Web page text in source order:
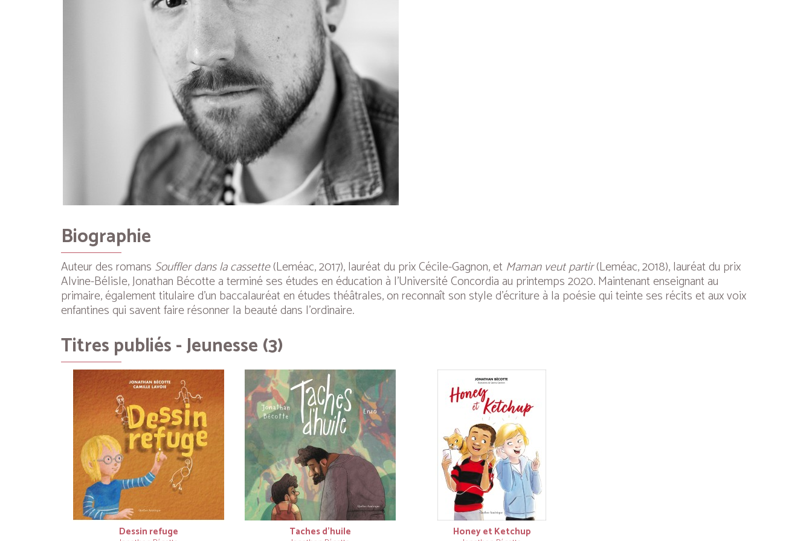
Biographie
Auteur des romans Souffler dans la cassette(Leméac, 2017), lauréat du prix Cécile-Gagnon, et Maman veut partir(Leméac, 2018), lauréat du prix
Alvine-Bélisle, Jonathan Bécotte a terminé ses études en éducation à l’Université Concordia au printemps 2020. Maintenant enseignant au
primaire, également titulaire d’un baccalauréat en études théâtrales, on reconnaît son style d’écriture à la poésie qui teinte ses récits et aux voix
enfantines qui savent faire résonner la beauté dans l’ordinaire.
Titres publiés - Jeunesse (3)
Dessin refuge Taches d’huile Honey et Ketchup